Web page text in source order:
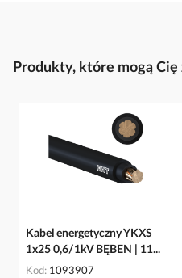
Produkty, które mogą
Kabel energetyczny YKXS
1x25 0,6/1kV BĘBEN | 11...
Kod 1093907